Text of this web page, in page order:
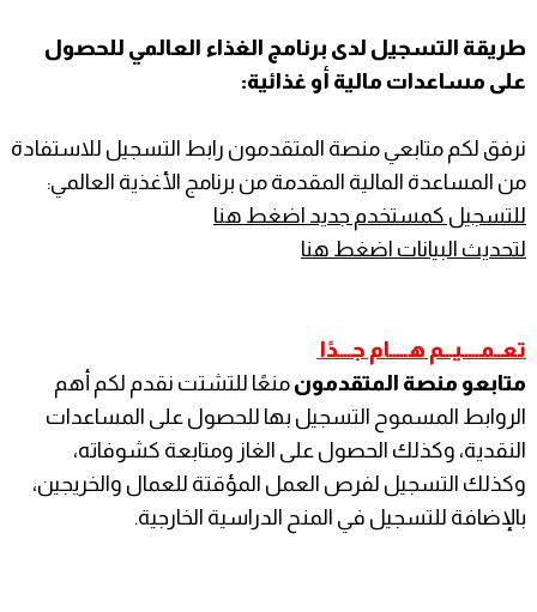
طريقة التسجيل لدى برنامج الغذاء العالمي للحصول
على مساعدات مالية أو غذائية:
نرفق لكم متابعي منصة المتقدمون رابط التسجيل للاستفادة
من المساعدة المالية المقدمة من برنامج الأغذية العالمي:
للتسجيل كمستخدم جديد اضغط هنا
لتحديث البيانات اضغط هنا
تعــمـــــيـــم هـــــام جــــدًا
متابعو منصة المتقدمون منعًا للتشتت نقدم لكم أهم
الروابط المسموح التسجيل بها للحصول على المساعدات
النقدية، وكذلك الحصول على الغاز ومتابعة كشوفاته،
وكذلك التسجيل لفرص العمل المؤقتة للعمال والخريجين،
بالإضافة للتسجيل في المنح الدراسية الخارجية.